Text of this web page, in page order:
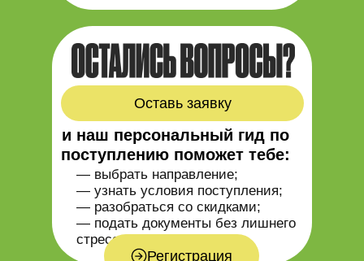
— выбрать направление;
— узнать условия поступления;
— разобраться со скидками;
— подать документы без лишнего
стресса.
и наш персональный гид по
поступлению поможет тебе:
Оставь заявку
Регистрация